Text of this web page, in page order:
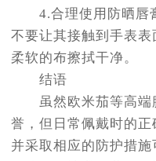
4.合理使用防晒唇
不要让其接触到手表
柔软的布擦拭干净。
结语
虽然欧米茄等高端
誉，但日常佩戴时的
并采取相应的防护措